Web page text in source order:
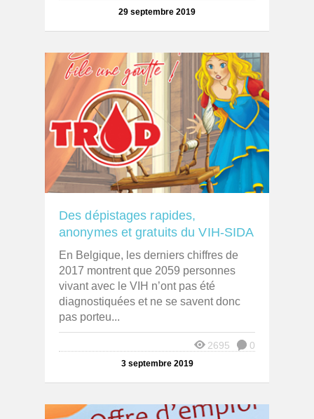
29 septembre 2019
Des dépistages rapides,
anonymes et gratuits du VIH-SIDA
En Belgique, les derniers chiffres de
2017 montrent que 2059 personnes
vivant avec le VIH n’ont pas été
diagnostiquées et ne se savent donc
pas porteu...
0
2695
3 septembre 2019